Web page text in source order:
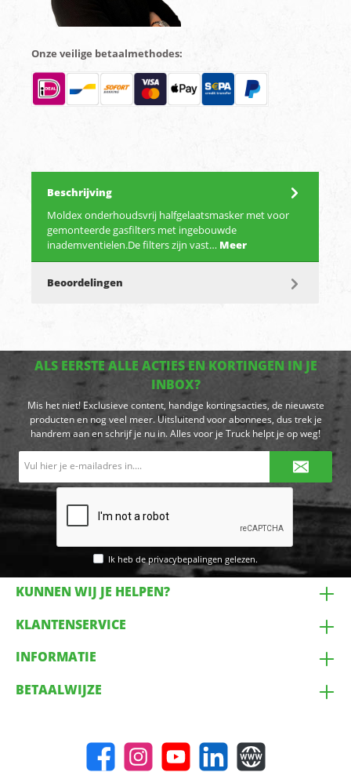
Onze veilige betaalmethodes:
Beschrijving
Moldex onderhoudsvrij halfgelaatsmasker met voor
gemonteerde gasfilters met ingebouwde
inademventielen.De filters zijn vast… Meer
Beoordelingen
ALS EERSTE ALLE ACTIES EN KORTINGEN IN JE
INBOX?
Mis het niet! Exclusieve content, handige kortingsacties, de nieuwste
producten en nog veel meer. Uitsluitend voor abonnees, dus trek je
handrem aan en schrijf je nu in. Alles voor je Truck helpt je op weg!
Ik heb de privacybepalingen gelezen.
KUNNEN WIJ JE HELPEN?
KLANTENSERVICE
INFORMATIE
BETAALWIJZE